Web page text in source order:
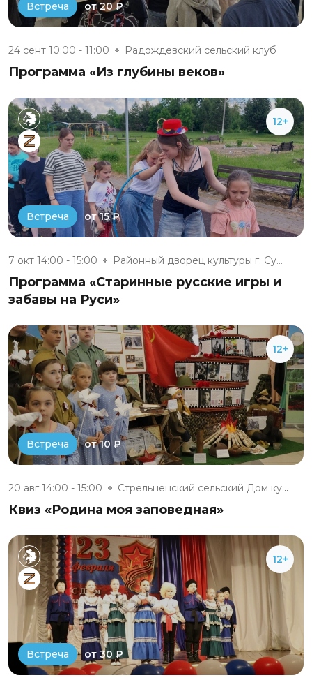
Встреча от 20 ₽
24 сент 10:00 - 11:00 Радождевский сельский клуб
Программа «Из глубины веков»
12+
Встреча от 15 ₽
7 окт 14:00 - 15:00 Районный дворец культуры г. Су...
Программа «Старинные русские игры и
забавы на Руси»
12+
Встреча от 10 ₽
20 авг 14:00 - 15:00 Стрельненский сельский Дом кул...
Квиз «Родина моя заповедная»
12+
Встреча от 30 ₽